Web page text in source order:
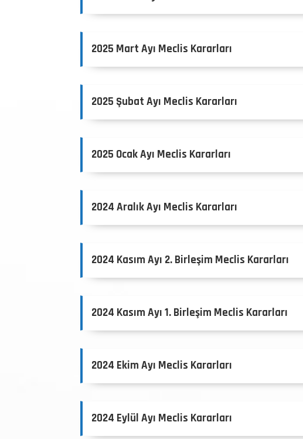
2025 Mart Ayı Meclis Kararları
2025 Şubat Ayı Meclis Kararları
2025 Ocak Ayı Meclis Kararları
2024 Aralık Ayı Meclis Kararları
2024 Kasım Ayı 2. Birleşim Meclis Kararları
2024 Kasım Ayı 1. Birleşim Meclis Kararları
2024 Ekim Ayı Meclis Kararları
2024 Eylül Ayı Meclis Kararları